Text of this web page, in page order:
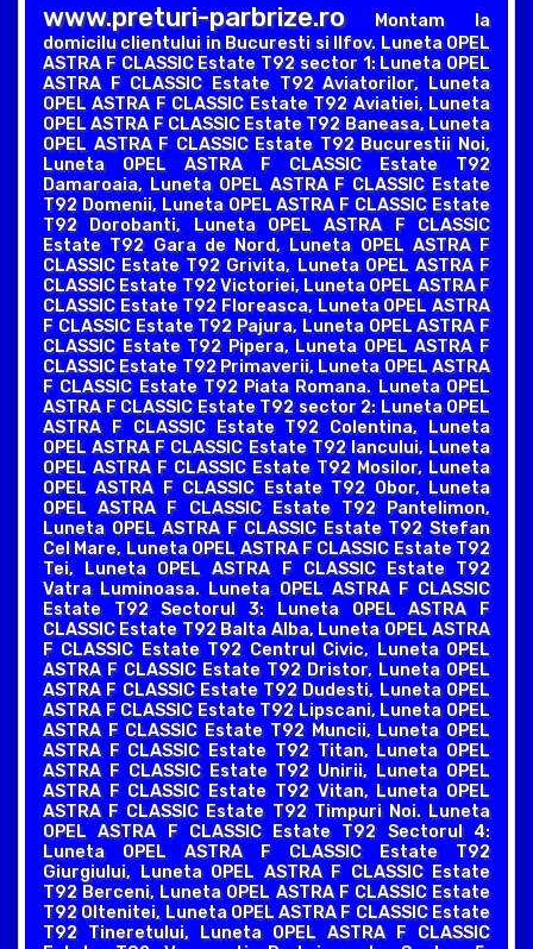
www.preturi-parbrize.roMontam la
domicilu clientului in Bucuresti si Ilfov. Luneta OPEL
ASTRA F CLASSIC Estate T92 sector 1: Luneta OPEL
ASTRA F CLASSIC Estate T92 Aviatorilor, Luneta
OPEL ASTRA F CLASSIC Estate T92 Aviatiei, Luneta
OPEL ASTRA F CLASSIC Estate T92 Baneasa, Luneta
OPEL ASTRA F CLASSIC Estate T92 Bucurestii Noi,
Luneta OPEL ASTRA F CLASSIC Estate T92
Damaroaia, Luneta OPEL ASTRA F CLASSIC Estate
T92 Domenii, Luneta OPEL ASTRA F CLASSIC Estate
T92 Dorobanti, Luneta OPEL ASTRA F CLASSIC
Estate T92 Gara de Nord, Luneta OPEL ASTRA F
CLASSIC Estate T92 Grivita, Luneta OPEL ASTRA F
CLASSIC Estate T92 Victoriei, Luneta OPEL ASTRA F
CLASSIC Estate T92 Floreasca, Luneta OPEL ASTRA
F CLASSIC Estate T92 Pajura, Luneta OPEL ASTRA F
CLASSIC Estate T92 Pipera, Luneta OPEL ASTRA F
CLASSIC Estate T92 Primaverii, Luneta OPEL ASTRA
F CLASSIC Estate T92 Piata Romana. Luneta OPEL
ASTRA F CLASSIC Estate T92 sector 2: Luneta OPEL
ASTRA F CLASSIC Estate T92 Colentina, Luneta
OPEL ASTRA F CLASSIC Estate T92 Iancului, Luneta
OPEL ASTRA F CLASSIC Estate T92 Mosilor, Luneta
OPEL ASTRA F CLASSIC Estate T92 Obor, Luneta
OPEL ASTRA F CLASSIC Estate T92 Pantelimon,
Luneta OPEL ASTRA F CLASSIC Estate T92 Stefan
Cel Mare, Luneta OPEL ASTRA F CLASSIC Estate T92
Tei, Luneta OPEL ASTRA F CLASSIC Estate T92
Vatra Luminoasa. Luneta OPEL ASTRA F CLASSIC
Estate T92 Sectorul 3: Luneta OPEL ASTRA F
CLASSIC Estate T92 Balta Alba, Luneta OPEL ASTRA
F CLASSIC Estate T92 Centrul Civic, Luneta OPEL
ASTRA F CLASSIC Estate T92 Dristor, Luneta OPEL
ASTRA F CLASSIC Estate T92 Dudesti, Luneta OPEL
ASTRA F CLASSIC Estate T92 Lipscani, Luneta OPEL
ASTRA F CLASSIC Estate T92 Muncii, Luneta OPEL
ASTRA F CLASSIC Estate T92 Titan, Luneta OPEL
ASTRA F CLASSIC Estate T92 Unirii, Luneta OPEL
ASTRA F CLASSIC Estate T92 Vitan, Luneta OPEL
ASTRA F CLASSIC Estate T92 Timpuri Noi. Luneta
OPEL ASTRA F CLASSIC Estate T92 Sectorul 4:
Luneta OPEL ASTRA F CLASSIC Estate T92
Giurgiului, Luneta OPEL ASTRA F CLASSIC Estate
T92 Berceni, Luneta OPEL ASTRA F CLASSIC Estate
T92 Oltenitei, Luneta OPEL ASTRA F CLASSIC Estate
T92 Tineretului, Luneta OPEL ASTRA F CLASSIC